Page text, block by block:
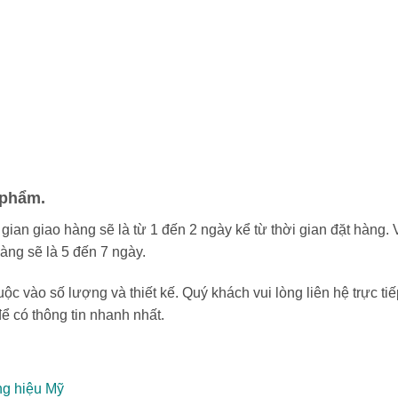
giao hàng sẽ là từ 1 đến 2 ngày kể từ thời gian đặt hàng.
sẽ là 5 đến 7 ngày.
vào số lượng và thiết kế. Quý khách vui lòng liên hệ trực
có thông tin nhanh nhất.
hiệu Mỹ